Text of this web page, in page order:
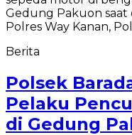
Berita
Polsek
Pelaku
di Gedung